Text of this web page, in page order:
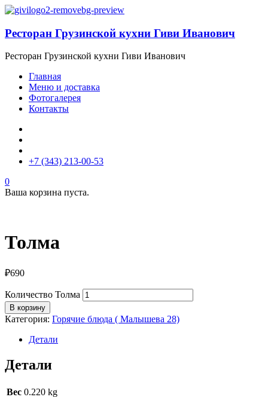
Ресторан Грузинской кухни Гиви Иванович
Ресторан Грузинской кухни Гиви Иванович
Главная
Меню и доставка
Фотогалерея
Контакты
+7 (343) 213-00-53
0
Ваша корзина пуста.
Толма
₽690
Количество Толма
В корзину
Категория: Горячие блюда ( Малышева 28)
Детали
Детали
Вес 0.220 kg